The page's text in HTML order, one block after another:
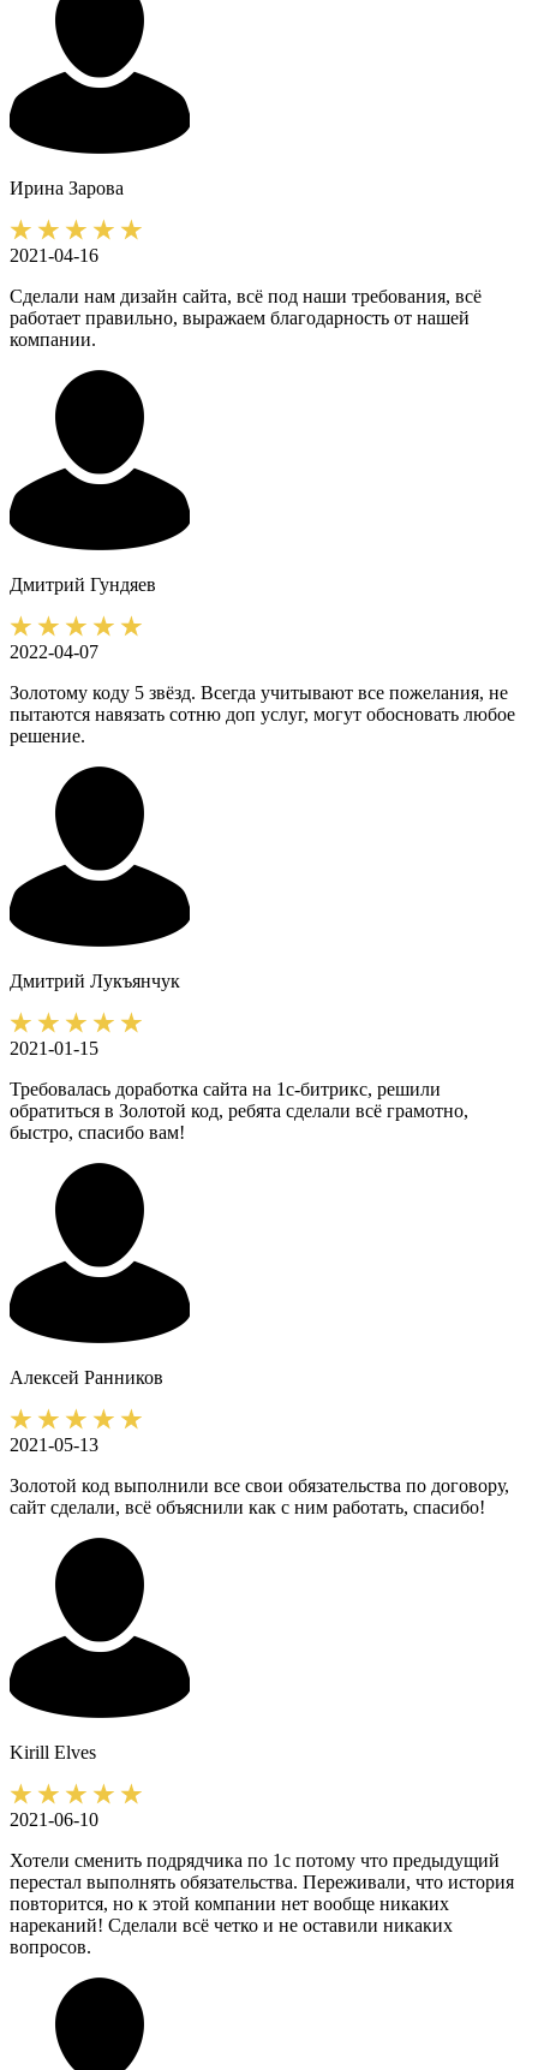
Ирина Зарова
2021-04-16
Сделали нам дизайн сайта, всё под наши требования, всё
работает правильно, выражаем благодарность от нашей
компании.
Дмитрий Гундяев
2022-04-07
Золотому коду 5 звёзд. Всегда учитывают все пожелания, не
пытаются навязать сотню доп услуг, могут обосновать любое
решение.
Дмитрий Лукъянчук
2021-01-15
Требовалась доработка сайта на 1с-битрикс, решили
обратиться в Золотой код, ребята сделали всё грамотно,
быстро, спасибо вам!
Алексей Ранников
2021-05-13
Золотой код выполнили все свои обязательства по договору,
сайт сделали, всё объяснили как с ним работать, спасибо!
Kirill Elves
2021-06-10
Хотели сменить подрядчика по 1с потому что предыдущий
перестал выполнять обязательства. Переживали, что история
повторится, но к этой компании нет вообще никаких
нареканий! Сделали всё четко и не оставили никаких
вопросов.